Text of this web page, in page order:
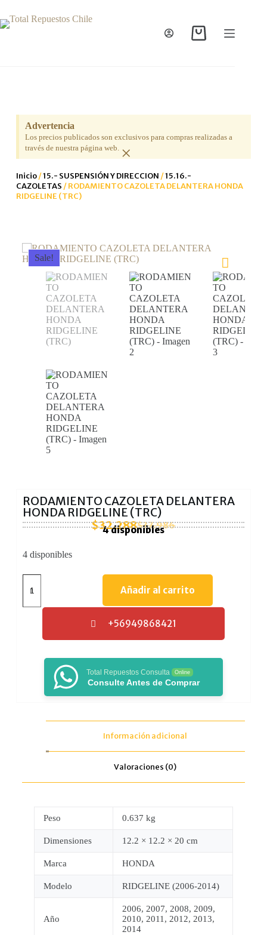
Advertencia
Los precios publicados son exclusivos para compras realizadas a
través de nuestra página web. ×
Inicio/15.- SUSPENSIÓN Y DIRECCION /15.16.-
CAZOLETAS / RODAMIENTO CAZOLETA DELANTERA HONDA
RIDGELINE (TRC)
Sale!
RODAMIENTO CAZOLETA DELANTERA
HONDA RIDGELINE (TRC)
$37.986
$32.288
4 disponibles
4 disponibles
Añadir al carrito
+56949868421
Total Repuestos Consulta Online
Consulte Antes de Comprar
Información adicional
Valoraciones (0)
Peso 0.637 kg
Dimensiones 12.2 × 12.2 × 20 cm
Marca HONDA
Modelo RIDGELINE (2006-2014)
Año
2006, 2007, 2008, 2009,
2010, 2011, 2012, 2013,
2014